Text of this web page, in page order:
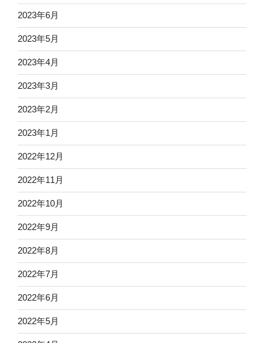
2023年6月
2023年5月
2023年4月
2023年3月
2023年2月
2023年1月
2022年12月
2022年11月
2022年10月
2022年9月
2022年8月
2022年7月
2022年6月
2022年5月